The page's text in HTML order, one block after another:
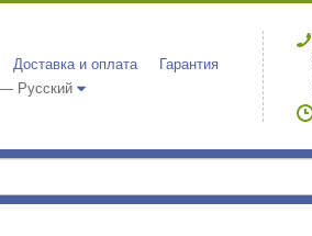
Доставка и оплата
Гарантия
Русский